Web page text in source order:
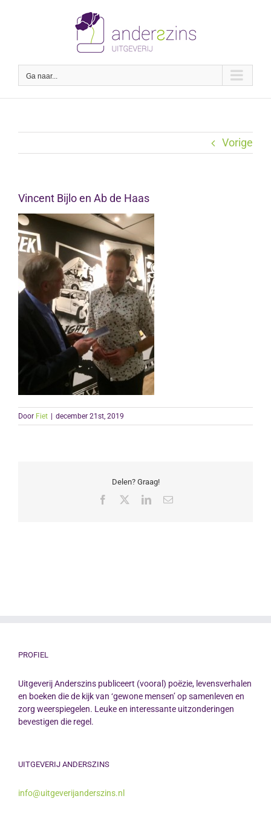
Ga naar...
Vorige
Vincent Bijlo en Ab de Haas
Door Fiet december 21st, 2019
Delen? Graag!
Facebook LinkedIn
E-
PROFIEL
Uitgeverij Anderszins publiceert (vooral) poëzie, levensverhalen
en boeken die de kijk van ‘gewone mensen’ op samenleven en
zorg weerspiegelen. Leuke en interessante uitzonderingen
bevestigen die regel.
UITGEVERIJ ANDERSZINS
info@uitgeverijanderszins.nl